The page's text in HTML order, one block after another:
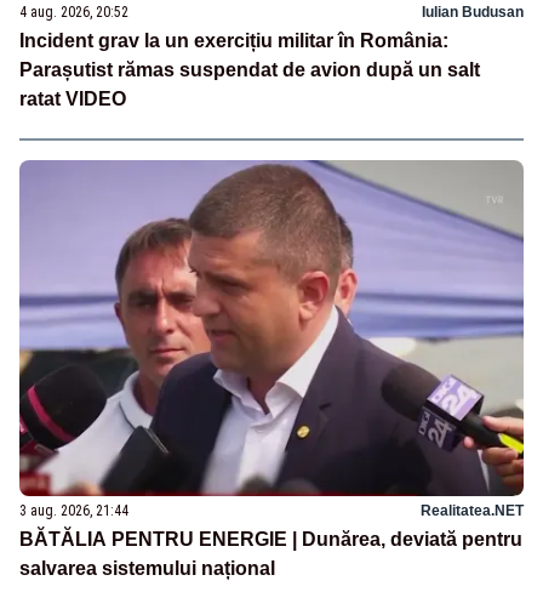
4 aug. 2026, 20:52 Iulian Budusan
Incident grav la un exercițiu militar în România:
Parașutist rămas suspendat de avion după un salt
ratat VIDEO
3 aug. 2026, 21:44 Realitatea.NET
BĂTĂLIA PENTRU ENERGIE | Dunărea, deviată pentru
salvarea sistemului național